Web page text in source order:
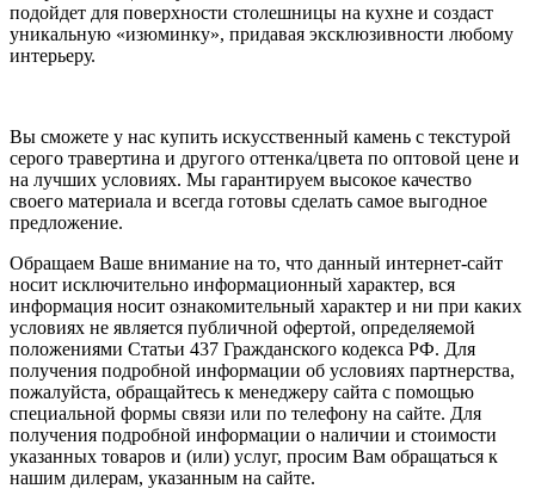
подойдет для поверхности столешницы на кухне и создаст
уникальную «изюминку», придавая эксклюзивности любому
интерьеру.
Вы сможете у нас купить искусственный камень с текстурой
серого травертина и другого оттенка/цвета по оптовой цене и
на лучших условиях. Мы гарантируем высокое качество
своего материала и всегда готовы сделать самое выгодное
предложение.
Обращаем Ваше внимание на то, что данный интернет-сайт
носит исключительно информационный характер, вся
информация носит ознакомительный характер и ни при каких
условиях не является публичной офертой, определяемой
положениями Статьи 437 Гражданского кодекса РФ. Для
получения подробной информации об условиях партнерства,
пожалуйста, обращайтесь к менеджеру сайта с помощью
специальной формы связи или по телефону на сайте. Для
получения подробной информации о наличии и стоимости
указанных товаров и (или) услуг, просим Вам обращаться к
нашим дилерам, указанным на сайте.